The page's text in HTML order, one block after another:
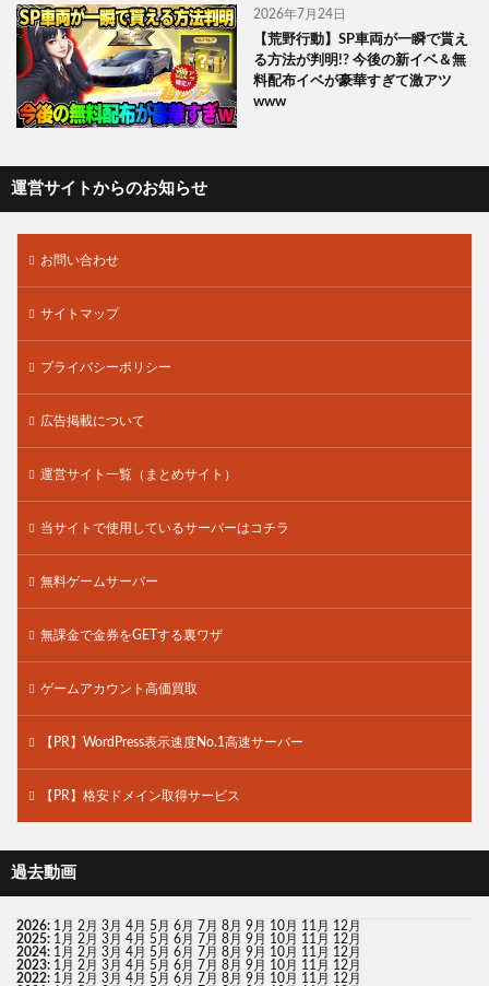
2026年7月24日
【荒野行動】SP車両が一瞬で貰え
る方法が判明!? 今後の新イベ＆無
料配布イベが豪華すぎて激アツ
www
運営サイトからのお知らせ
お問い合わせ
サイトマップ
プライバシーポリシー
広告掲載について
運営サイト一覧（まとめサイト）
当サイトで使用しているサーバーはコチラ
無料ゲームサーバー
無課金で金券をGETする裏ワザ
ゲームアカウント高価買取
【PR】WordPress表示速度No.1高速サーバー
【PR】格安ドメイン取得サービス
過去動画
2026: 1月 2月 3月 4月 5月 6月 7月 8月 9月 10月 11月 12月
2025: 1月 2月 3月 4月 5月 6月 7月 8月 9月 10月 11月 12月
2024: 1月 2月 3月 4月 5月 6月 7月 8月 9月 10月 11月 12月
2023: 1月 2月 3月 4月 5月 6月 7月 8月 9月 10月 11月 12月
2022: 1月 2月 3月 4月 5月 6月 7月 8月 9月 10月 11月 12月